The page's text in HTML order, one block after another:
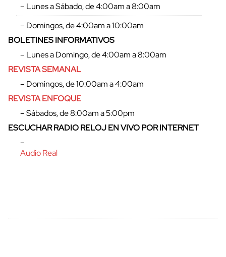
– Lunes a Sábado, de 4:00am a 8:00am
– Domingos, de 4:00am a 10:00am
BOLETINES INFORMATIVOS
– Lunes a Domingo, de 4:00am a 8:00am
REVISTA SEMANAL
– Domingos, de 10:00am a 4:00am
REVISTA ENFOQUE
– Sábados, de 8:00am a 5:00pm
ESCUCHAR RADIO RELOJ EN VIVO POR INTERNET
–
Audio Real